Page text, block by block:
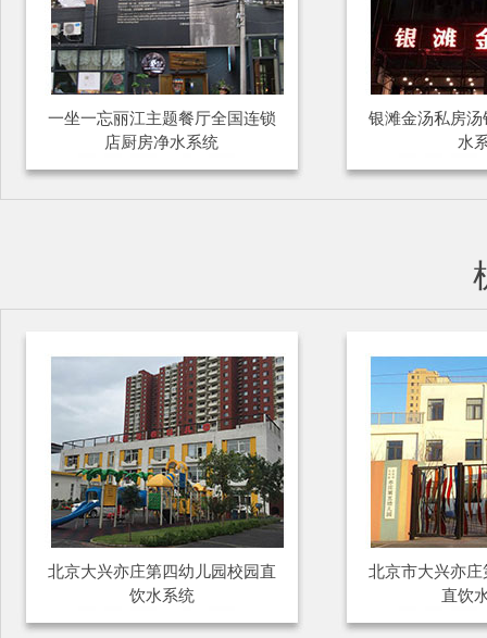
一坐一忘丽江主题餐厅全国连锁
店厨房净水系统
银滩金汤私房
水
北京大兴亦庄第四幼儿园校园直
饮水系统
北京市大兴亦
直饮